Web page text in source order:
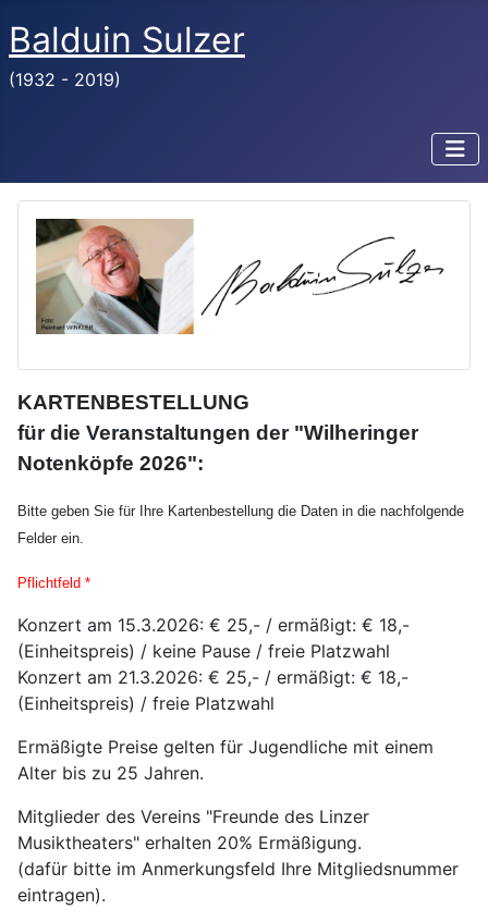
Balduin Sulzer
(1932 - 2019)
KARTENBESTELLUNG
für die Veranstaltungen der "Wilheringer
Notenköpfe 2026":
Bitte geben Sie für Ihre Kartenbestellung die Daten in die nachfolgende
Felder ein.
Pflichtfeld *
Konzert am 15.3.2026: € 25,- / ermäßigt: € 18,-
(Einheitspreis) / keine Pause / freie Platzwahl
Konzert am 21.3.2026: € 25,- / ermäßigt: € 18,-
(Einheitspreis) / freie Platzwahl
Ermäßigte Preise gelten für Jugendliche mit einem
Alter bis zu 25 Jahren.
Mitglieder des Vereins "Freunde des Linzer
Musiktheaters" erhalten 20% Ermäßigung.
(dafür bitte im Anmerkungsfeld Ihre Mitgliedsnummer
eintragen).